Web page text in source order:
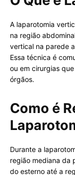
A laparotomia
na região
vertical na parede
Essa técnica é
ou em cirurgias
órgãos.
Como é
Durante a
região mediana da
do esterno até a